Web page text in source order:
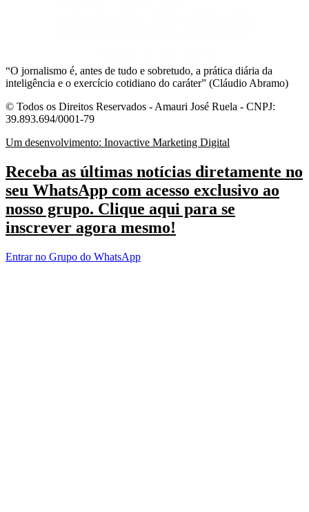
“O jornalismo é, antes de tudo e sobretudo, a prática diária da
inteligência e o exercício cotidiano do caráter” (Cláudio Abramo)
© Todos os Direitos Reservados - Amauri José Ruela - CNPJ:
39.893.694/0001-79
Um desenvolvimento: Inovactive Marketing Digital
Receba as últimas notícias diretamente no
seu WhatsApp com acesso exclusivo ao
nosso grupo. Clique aqui para se
inscrever agora mesmo!
Entrar no Grupo do WhatsApp